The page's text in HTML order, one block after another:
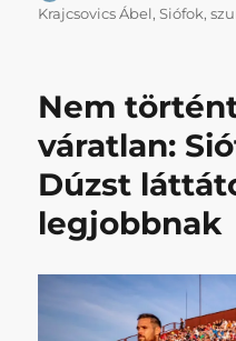
Krajcsovics Ábel,Siófok,
Nem
váratlan:
Dúzst
legjobbnak